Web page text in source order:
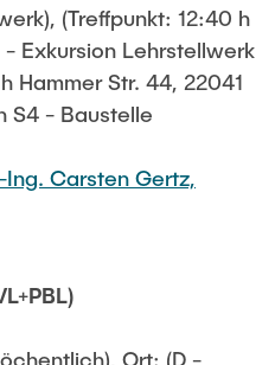
(Treffpunkt: 12:40 h
Exkursion Lehrstellwerk
Hammer Str. 44, 22041
S4 - Baustelle
Ing. Carsten Gertz,
Ort: (D -